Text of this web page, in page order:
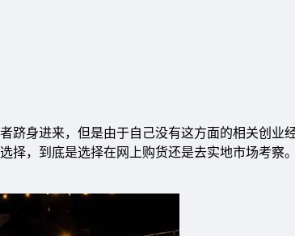
跻身进来，但是由于自己没有这方面的相关创业
择，到底是选择在网上购货还是去实地市场考察